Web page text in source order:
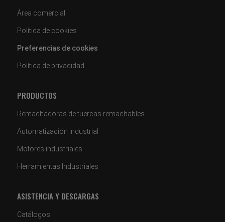
Área comercial
Política de cookies
Preferencias de cookies
Política de privacidad
PRODUCTOS
Remachadoras de tuercas remachables
Automatización industrial
Motores industriales
Herramientas Industriales
ASISTENCIA Y DESCARGAS
Catálogos